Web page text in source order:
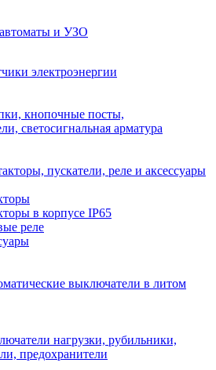
и УЗО
электроэнергии
кнопочные посты,
светосигнальная арматура
пускатели, реле и аксессуары
в корпусе IP65
реле
выключатели в литом
нагрузки, рубильники,
предохранители